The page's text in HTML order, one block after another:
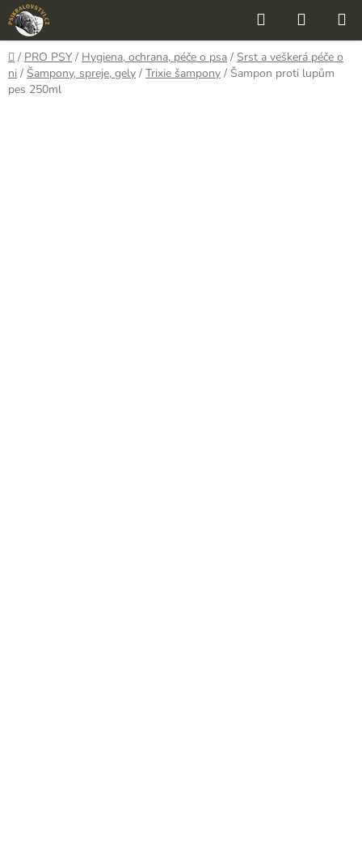
Přejít
na
obsah
Hledat
KOŠÍK
Domů
/ PRO PSY / Hygiena, ochrana, péče o psa / Srst a veškerá péče o
ni / Šampony, spreje, gely / Trixie šampony / Šampon proti lupům
pes 250ml